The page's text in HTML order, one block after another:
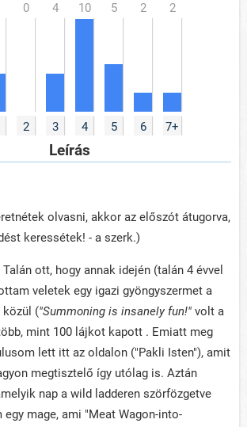
2 3 4 5 6 7+
Leírás
olvasni, akkor az előszót átugorva,
keressétek! - a szerk.)
ott, hogy annak idején (talán 4 évvel
veletek egy igazi gyöngyszermet a
közül ("Summoning is insanely fun!" volt a
mint 100 lájkot kapott . Emiatt meg
lett itt az oldalon ("Pakli Isten"), amit
megtisztelő így utólag is. Aztán
nap a wild ladderen szörfözgetve
mage, ami "Meat Wagon-into-